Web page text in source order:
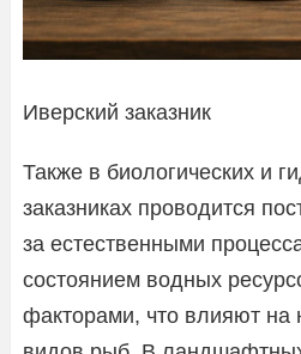
Иверский заказник
Также в биологических и
заказниках проводится
за естественными
состоянием водных
факторами, что влияют на